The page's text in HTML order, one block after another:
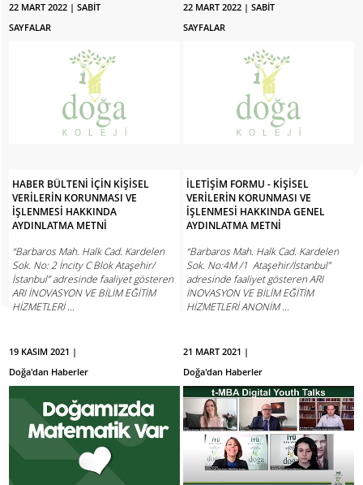
22 MART 2022 | SABİT
SAYFALAR
HABER BÜLTENİ İÇİN KİŞİSEL
VERİLERİN KORUNMASI VE
İŞLENMESİ HAKKINDA
AYDINLATMA METNİ
“Barbaros Mah. Halk Cad. Kardelen
Sok. No: 2 İncity C Blok Ataşehir/
İstanbul” adresinde faaliyet gösteren
ARI İNOVASYON VE BİLİM EĞİTİM
HİZMETLERİ ...
22 MART 2022 | SABİT
SAYFALAR
İLETİŞİM FORMU - KİŞİSEL
VERİLERİN KORUNMASI VE
İŞLENMESİ HAKKINDA GENEL
AYDINLATMA METNİ
“Barbaros Mah. Halk Cad. Kardelen
Sok. No:4M /1 Ataşehir/İstanbul”
adresinde faaliyet gösteren ARI
İNOVASYON VE BİLİM EĞİTİM
HİZMETLERİ ANONİM ...
19 KASIM 2021 |
Doğa'dan Haberler
21 MART 2021 |
Doğa'dan Haberler